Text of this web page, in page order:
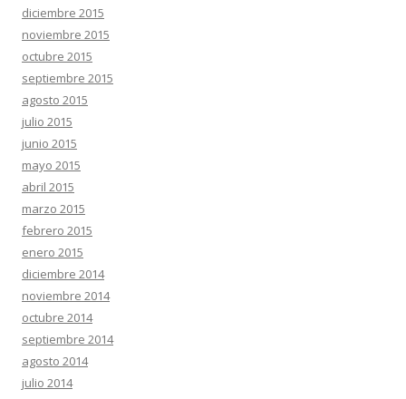
diciembre 2015
noviembre 2015
octubre 2015
septiembre 2015
agosto 2015
julio 2015
junio 2015
mayo 2015
abril 2015
marzo 2015
febrero 2015
enero 2015
diciembre 2014
noviembre 2014
octubre 2014
septiembre 2014
agosto 2014
julio 2014